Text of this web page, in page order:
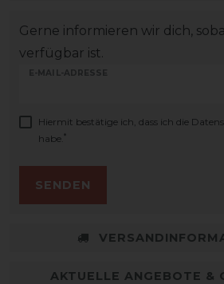
Gerne informieren wir dich,
verfügbar ist.
E-MAIL-ADRESSE
Hiermit bestätige ich, dass ich die
habe. *
SENDEN
AKTUELLE ANGEBOTE &